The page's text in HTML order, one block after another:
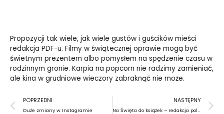
Propozycji tak wiele, jak wiele gustów i guścików mieści
redakcja PDF-u. Filmy w świątecznej oprawie mogą być
świetnym prezentem albo pomysłem na spędzenie czasu w
rodzinnym gronie. Karpia na popcorn nie radzimy zamieniać,
ale kina w grudniowe wieczory zabraknąć nie może.
Prev
POPRZEDNI
Duże zmiany w Instagramie
NASTĘPNY